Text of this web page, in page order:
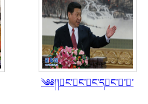
༄༅།།ང་ང་ང་དང་་་